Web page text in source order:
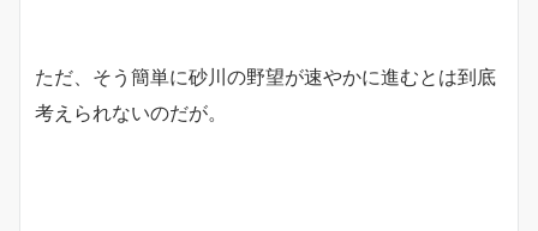
ただ、そう簡単に砂川の野望が速やかに進むとは到底
考えられないのだが。